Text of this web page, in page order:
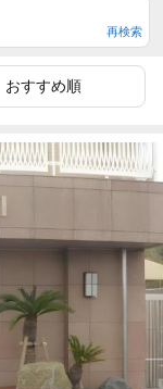
再検索
おすすめ順